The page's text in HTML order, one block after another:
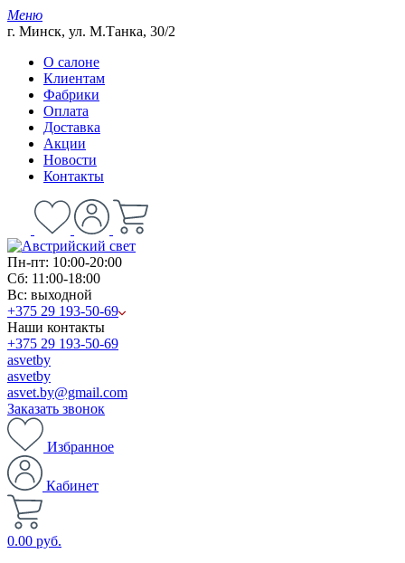
Меню
г. Минск, ул. М.Танка, 30/2
О салоне
Клиентам
Фабрики
Оплата
Доставка
Акции
Новости
Контакты
Пн-пт: 10:00-20:00
Сб: 11:00-18:00
Вс: выходной
+375 29 193-50-69
Наши контакты
+375 29 193-50-69
asvetby
asvetby
asvet.by@gmail.com
Заказать звонок
Избранное
Кабинет
0.00 руб.